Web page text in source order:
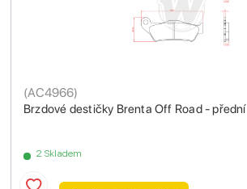
Brzdové destičky Brenta Off Road - přední
(AC4966)
2 Skladem